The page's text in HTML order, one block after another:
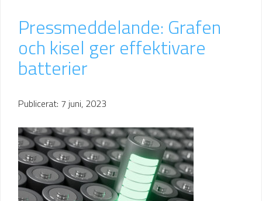
Pressmeddelande: Grafen
och kisel ger effektivare
batterier
Publicerat: 7 juni, 2023